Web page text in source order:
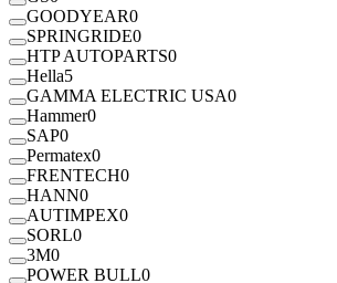
GOODYEAR0
SPRINGRIDE0
HTP AUTOPARTS0
Hella5
GAMMA ELECTRIC USA0
Hammer0
SAP0
Permatex0
FRENTECH0
HANN0
AUTIMPEX0
SORL0
3M0
POWER BULL0